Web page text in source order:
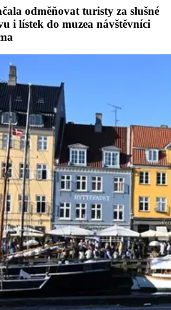
odměňovat turisty za slušné
i lístek do muzea návštěvníci